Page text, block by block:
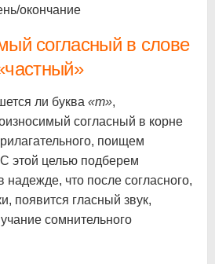
окончание
согласный в слове
ли буква «т»,
согласный в корне
поищем
этой целью подберем
надежде, что после согласного,
появится гласный звук,
сомнительного